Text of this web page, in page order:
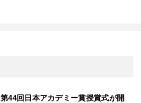
第44回⽇本アカデミー賞授賞式が開